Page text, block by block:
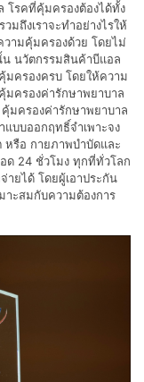
โรคที่คุ้มครองต้องได้ทั้ง
มถึงเราจะทำอย่างไรให้
วามคุ้มครองด้วย โดยไม่
น นวัตกรรมสินค้าบีแอล
มครองครบ โดยให้ความ
มครองค่ารักษาพยาบาล
มครองค่ารักษาพยาบาล
แบบออกฤทธิ์จำเพาะจง
หรือ กายภาพบำบัดและ
ด 24 ชั่วโมง ทุกที่ทั่วโลก
ายได้ โดยผู้เอาประกัน
าะสมกับความต้องการ